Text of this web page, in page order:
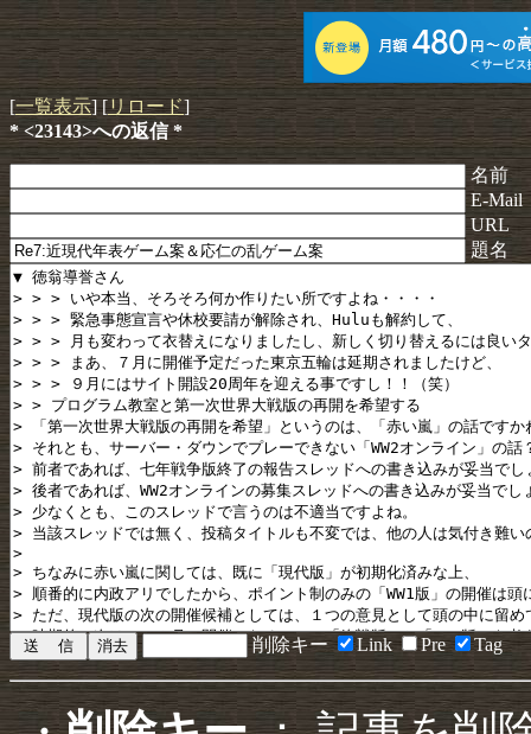
[一覧表示] [リロード]
* <23143>への返信 *
名前
E-Mail
URL
題名
削除キー Link Pre Tag